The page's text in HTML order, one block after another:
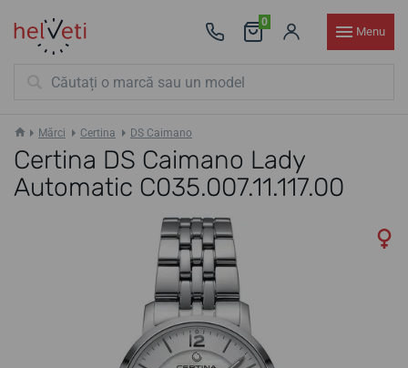
0
Menu
Mărci Certina DS Caimano
Certina DS Caimano Lady
Automatic C035.007.11.117.00